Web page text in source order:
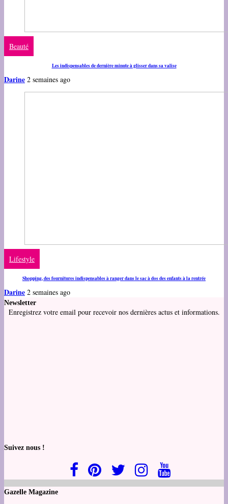
Beauté
Les indispensables de dernière minute à glisser dans sa valise
Darine 2 semaines ago
Lifestyle
Shopping, des fournitures indispensables à ranger dans le sac à dos des enfants à la rentrée
Darine 2 semaines ago
Newsletter
Enregistrez votre email pour recevoir nos dernières actus et informations.
Suivez nous !
Gazelle Magazine